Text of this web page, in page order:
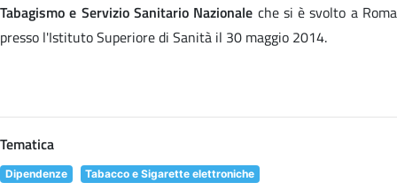
Tabagismo e Servizio Sanitario Nazionale che si è svolto a Roma
presso l'Istituto Superiore di Sanità il 30 maggio 2014.
Tematica
Dipendenze Tabacco e Sigarette elettroniche